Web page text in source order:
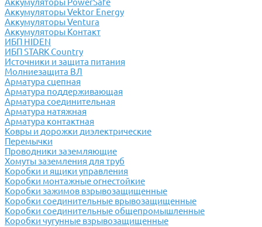
Аккумуляторы PowerSafe
Аккумуляторы Vektor Energy
Аккумуляторы Ventura
Аккумуляторы Контакт
ИБП HIDEN
ИБП STARK Country
Источники и защита питания
Молниезащита ВЛ
Арматура сцепная
Арматура поддерживающая
Арматура соединительная
Арматура натяжная
Арматура контактная
Ковры и дорожки диэлектрические
Перемычки
Проводники заземляющие
Хомуты заземления для труб
Коробки и ящики управления
Коробки монтажные огнестойкие
Коробки зажимов взрывозащищенные
Коробки соединительные врывозащищенные
Коробки соединительные общепромышленные
Коробки чугунные взрывозащищенные